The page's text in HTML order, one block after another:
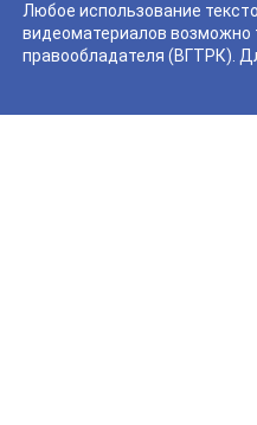
Любое использование
видеоматериалов возможно
правообладателя (ВГТРК).